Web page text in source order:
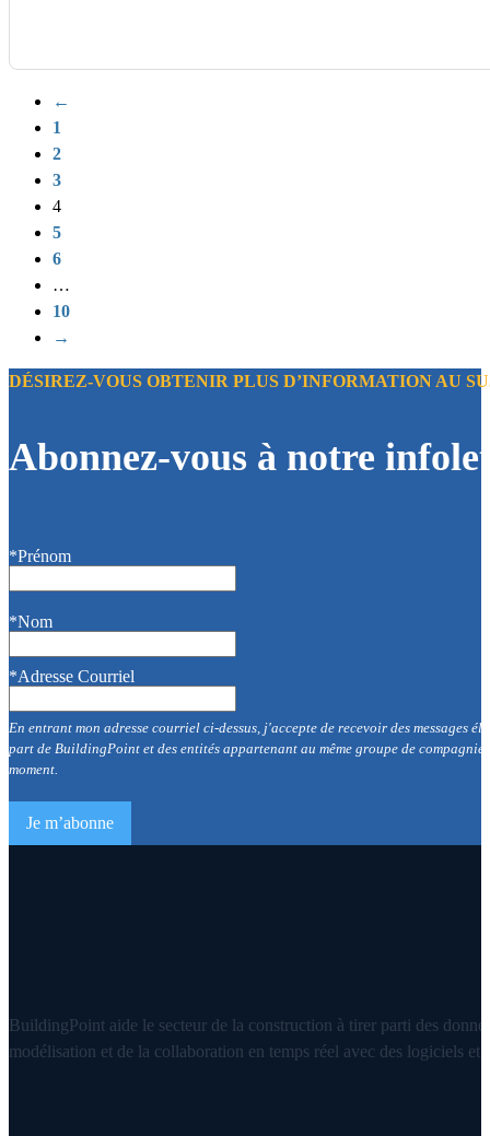
←
1
2
3
4
5
6
…
10
→
DÉSIREZ-VOUS OBTENIR PLUS D’INFORMATION AU
Abonnez-vous à notre
*Prénom
*Nom
*Adresse Courriel
En entrant mon adresse courriel ci-dessus, j'accepte de recevoir des
part de BuildingPoint et des entités appartenant au même groupe de
moment.
BuildingPoint aide le secteur de la construction à tirer parti des
modélisation et de la collaboration en temps réel avec des logiciels et